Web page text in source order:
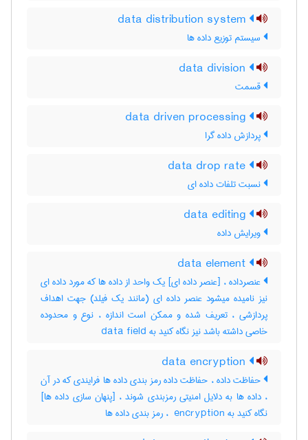
سیستم توزیع داده ها
قسمت
پردازش داده گرا
نسبت تلفات داده ای
ویرایش داده
عنصرداده ، [عنصر داده ای] یک واحد از داده ها که مورد داده ای
نیز نامیده میشود عنصر داده ای (مانند یک فیلد) جهت اهداف
پردازشی ، تعریف شده و ممکن است اندازه ، نوع و محدوده
خاصی داشته باشد نیز نگاه کنید به ‎ data field
حفاظت داده ، حفاظت داده رمز بندی داده ها فرایندی که در آن
، داده ها به دلایل امنیتی رمزبندی شوند ، [پنهان سازی داده ها]
نگاه کنید به ‎ encryption ، رمز بندی داده ‌ها